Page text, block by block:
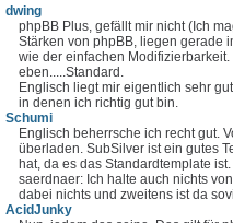
dwing
phpBB Plus, gefällt mir nicht (Ich
Stärken von phpBB, liegen gerade
wie der einfachen
eben.....Standard.
Englisch liegt mir eigentlich sehr
in denen ich richtig gut bin.
Schumi
Englisch beherrsche ich recht gut.
überladen. SubSilver ist ein gutes
hat, da es das Standardtemplate ist.
saerdnaer: Ich halte auch nichts
dabei nichts und zweitens ist da
AcidJunky